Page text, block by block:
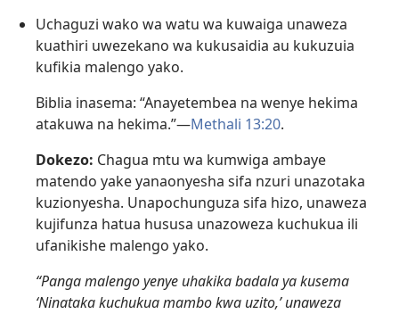
Uchaguzi wako wa watu wa kuwaiga unaweza
kuathiri uwezekano wa kukusaidia au kukuzuia
kufikia malengo yako.
Biblia inasema: “Anayetembea na wenye hekima
atakuwa na hekima.”​—Methali 13:20.
Dokezo: Chagua mtu wa kumwiga ambaye
matendo yake yanaonyesha sifa nzuri unazotaka
kuzionyesha. Unapochunguza sifa hizo, unaweza
kujifunza hatua hususa unazoweza kuchukua ili
ufanikishe malengo yako.
“Panga malengo yenye uhakika badala ya kusema
‘Ninataka kuchukua mambo kwa uzito,’ unaweza